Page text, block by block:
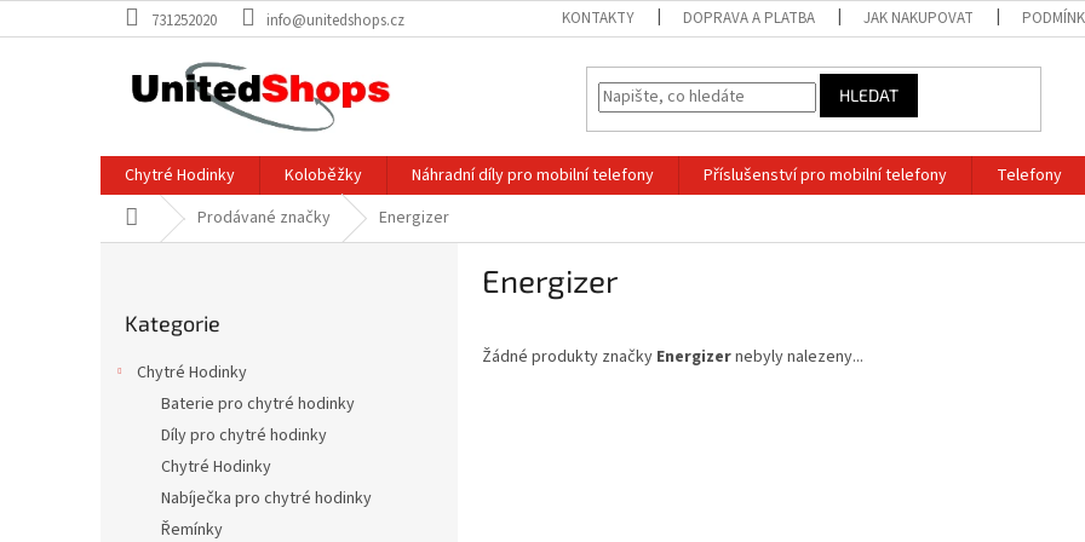
na
731252020 info@unitedshops.cz KONTAKTY DOPRAVA A PLATBA JAK NAKUPOVAT
HLEDAT
Chytré Hodinky Koloběžky Náhradní díly pro mobilní telefony Příslušenství pro mobilní telefony Telefony
Domů Prodávané značky Energizer
kategorie
Kategorie
Chytré Hodinky
Baterie pro chytré hodinky
Díly pro chytré hodinky
Chytré Hodinky
Nabíječka pro chytré hodinky
Řemínky
Energizer
Žádné produkty značky Energizernebyly nalezeny...